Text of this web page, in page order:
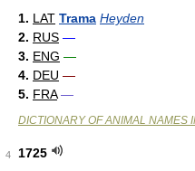
1. LAT Trama Heyden
2. RUS —
3. ENG —
4. DEU —
5. FRA —
DICTIONARY OF ANIMAL NAMES
4
1725